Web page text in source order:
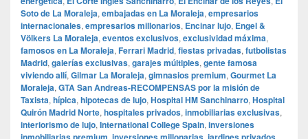
Soto de La Moraleja, embajadas en La Moraleja, empresarios
internacionales, empresarios millonarios, Encinar lujo, Engel &
Völkers La Moraleja, eventos exclusivos, exclusividad máxima,
famosos en La Moraleja, Ferrari Madrid, fiestas privadas, futbolistas
Madrid, galerías exclusivas, garajes múltiples, gente famosa
viviendo allí, Gilmar La Moraleja, gimnasios premium, Gourmet La
Moraleja, GTA San Andreas-RECOMPENSAS por la misión de
Taxista, hípica, hipotecas de lujo, Hospital HM Sanchinarro, Hospital
Quirón Madrid Norte, hospitales privados, inmobiliarias exclusivas,
interiorismo de lujo, International College Spain, inversiones